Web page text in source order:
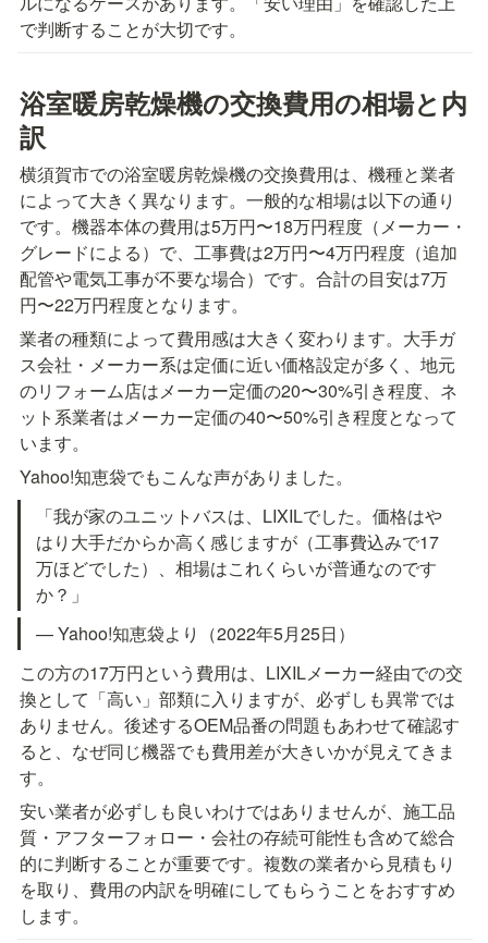
で判断することが大切です。
浴室暖房乾燥機の交換費用の相場と内
訳
横須賀市での浴室暖房乾燥機の交換費用は、機種と業者
によって大きく異なります。一般的な相場は以下の通り
です。機器本体の費用は5万円〜18万円程度（メーカー・
グレードによる）で、工事費は2万円〜4万円程度（追加
配管や電気工事が不要な場合）です。合計の目安は7万
円〜22万円程度となります。
業者の種類によって費用感は大きく変わります。大手ガ
ス会社・メーカー系は定価に近い価格設定が多く、地元
のリフォーム店はメーカー定価の20〜30%引き程度、ネ
ット系業者はメーカー定価の40〜50%引き程度となって
います。
Yahoo!知恵袋でもこんな声がありました。
「我が家のユニットバスは、LIXILでした。価格はや
はり大手だからか高く感じますが（工事費込みで17
万ほどでした）、相場はこれくらいが普通なのです
か？」
— Yahoo!知恵袋より（2022年5月25日）
この方の17万円という費用は、LIXILメーカー経由での交
換として「高い」部類に入りますが、必ずしも異常では
ありません。後述するOEM品番の問題もあわせて確認す
ると、なぜ同じ機器でも費用差が大きいかが見えてきま
す。
安い業者が必ずしも良いわけではありませんが、施工品
質・アフターフォロー・会社の存続可能性も含めて総合
的に判断することが重要です。複数の業者から見積もり
を取り、費用の内訳を明確にしてもらうことをおすすめ
します。